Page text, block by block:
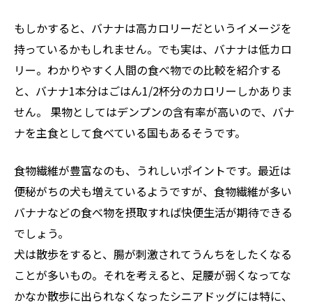
もしかすると、バナナは高カロリーだというイメージを
持っているかもしれません。でも実は、バナナは低カロ
リー。わかりやすく人間の食べ物での比較を紹介する
と、バナナ1本分はごはん1/2杯分のカロリーしかありま
せん。 果物としてはデンプンの含有率が高いので、バナ
ナを主食として食べている国もあるそうです。
食物繊維が豊富なのも、うれしいポイントです。最近は
便秘がちの犬も増えているようですが、食物繊維が多い
バナナなどの食べ物を摂取すれば快便生活が期待できる
でしょう。
犬は散歩をすると、腸が刺激されてうんちをしたくなる
ことが多いもの。それを考えると、足腰が弱くなってな
かなか散歩に出られなくなったシニアドッグには特に、